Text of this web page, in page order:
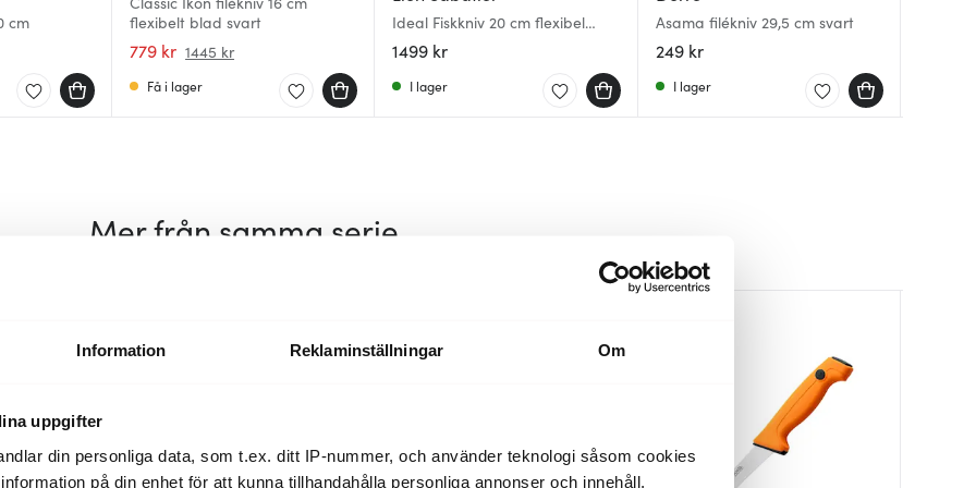
Information Reklaminställningar Om
uppgifter
din personliga data, som t.ex. ditt IP-nummer, och använder teknologi såsom cookies
på din enhet för att kunna tillhandahålla personliga annonser och innehåll,
cm
flexibelt blad svart
779 kr 1445 kr
Få i lager
Ideal Fiskkniv 20 cm flexibel
Stål/svart
1499 kr
I lager
Asama filékniv 29,5 cm svart
249 kr
I lager
Mer från samma serie